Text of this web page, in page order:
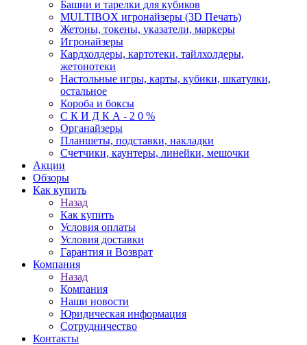
Башни и тарелки для кубиков
MULTIBOX игронайзеры (3D Печать)
Жетоны, токены, указатели, маркеры
Игронайзеры
Кардхолдеры, картотеки, тайлхолдеры,
жетонотеки
Настольные игры, карты, кубики, шкатулки,
остальное
Короба и боксы
С К И Д К А - 2 0 %
Органайзеры
Планшеты, подставки, накладки
Счетчики, каунтеры, линейки, мешочки
Акции
Обзоры
Как купить
Назад
Как купить
Условия оплаты
Условия доставки
Гарантия и Возврат
Компания
Назад
Компания
Наши новости
Юридическая информация
Сотрудничество
Контакты